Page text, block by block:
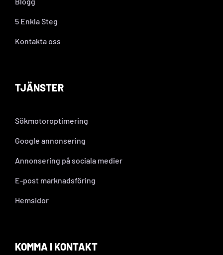
5 Enkla Steg
Kontakta oss
TJÄNSTER
Sökmotoroptimering
Google annonsering
Annonsering på sociala medier
E-post marknadsföring
Hemsidor
KOMMA I KONTAKT